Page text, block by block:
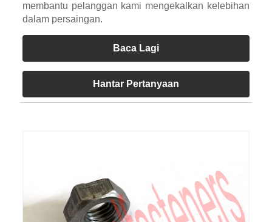
membantu pelanggan kami mengekalkan kelebihan
dalam persaingan.
Baca Lagi
Hantar Pertanyaan